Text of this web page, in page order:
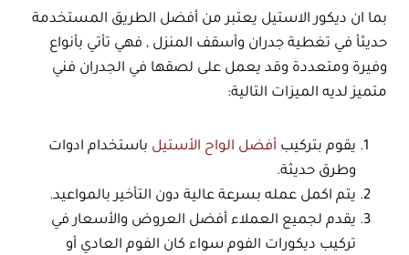
بما ان ديكور الاستيل يعتبر من أفضل الطريق المستخدمة
حديثأ في تغطية جدران وأسقف المنزل , فهي تأتي بأنواع
وفيرة ومتعددة وقد يعمل على لصقها في الجدران فني
متميز لديه الميزات التالية:
يقوم بتركيب أفضل الواح الأستيل باستخدام ادوات
وطرق حديثة.
يتم اكمل عمله بسرعة عالية دون التأخير بالمواعيد.
يقدم لجميع العملاء أفضل العروض والأسعار في
تركيب ديكورات الفوم سواء كان الفوم العادي أو